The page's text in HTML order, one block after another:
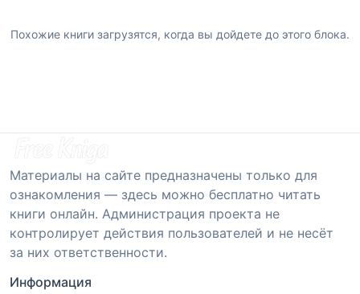
Похожие книги загрузятся, когда вы дойдете до этого блока.
Материалы на сайте предназначены только для
ознакомления — здесь можно бесплатно читать
книги онлайн. Администрация проекта не
контролирует действия пользователей и не несёт
за них ответственности.
Информация